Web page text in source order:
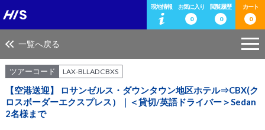
現地情報
お気に入り
0
閲覧履歴
0
カート
0
一覧へ戻る
ツアーコード LAX-BLLADCBXS
【空港送迎】 ロサンゼルス・ダウンタウン地区ホテル⇒CBX(ク
ロスボーダーエクスプレス）｜＜貸切/英語ドライバー＞Sedan
2名様まで